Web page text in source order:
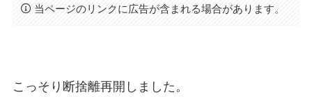
当ページのリンクに広告が含まれる場合があります。
こっそり断捨離再開しました。